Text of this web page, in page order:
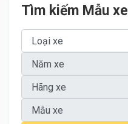
Tìm kiếm Mẫu xe